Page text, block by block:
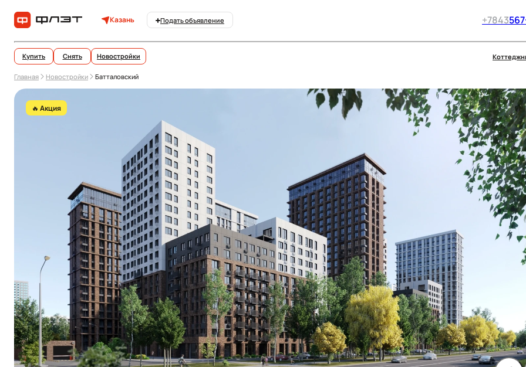
Казань Подать объявление +7843
Купить Снять Новостройки
Главная Новостройки Батталовский
🔥 Акция